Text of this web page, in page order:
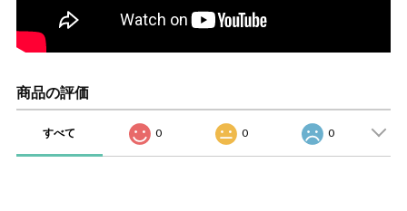
商品の評価
すべて 0 0 0